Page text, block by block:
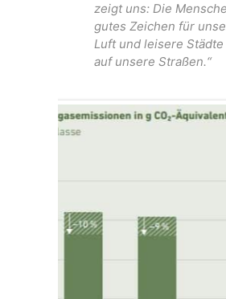
zeigt uns: Die
gutes Zeichen für
Luft und leisere
auf unsere Straßen.“